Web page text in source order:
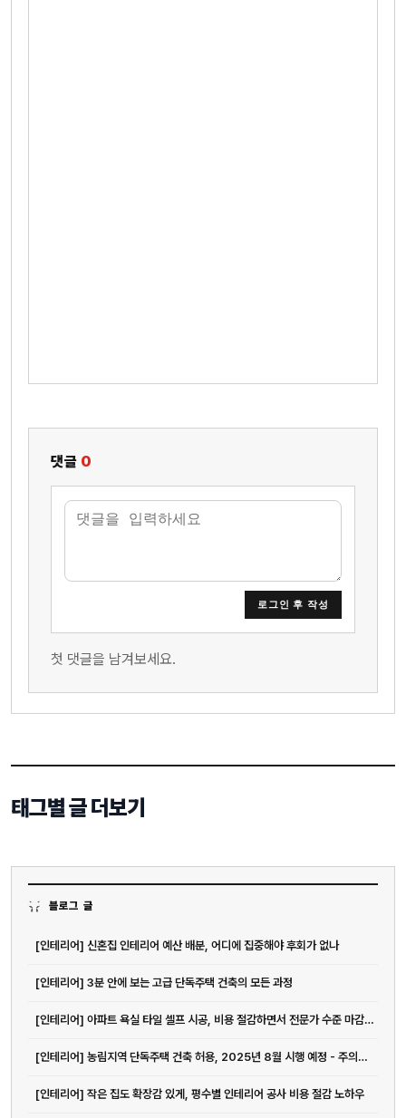
블로그 글
[인테리어] 신혼집 인테리어 예산 배분, 어디에 집중해야 후회가 없나
[인테리어] 3분 안에 보는 고급 단독주택 건축의 모든 과정
[인테리어] 아파트 욕실 타일 셀프 시공, 비용 절감하면서 전문가 수준 마감하는 방법
[인테리어] 농림지역 단독주택 건축 허용, 2025년 8월 시행 예정 - 주의사...
[인테리어] 작은 집도 확장감 있게, 평수별 인테리어 공사 비용 절감 노하우
댓글 0
로그인 후 작성
첫 댓글을 남겨보세요.
태그별 글 더보기